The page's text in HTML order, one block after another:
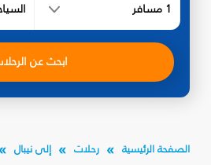
1 مسافر
ابحث عن
الصفحة الرئيسية رحلات إلى نيبال